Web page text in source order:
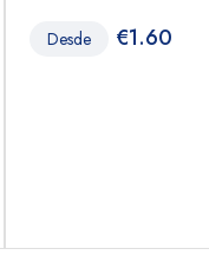
Desde €1.60